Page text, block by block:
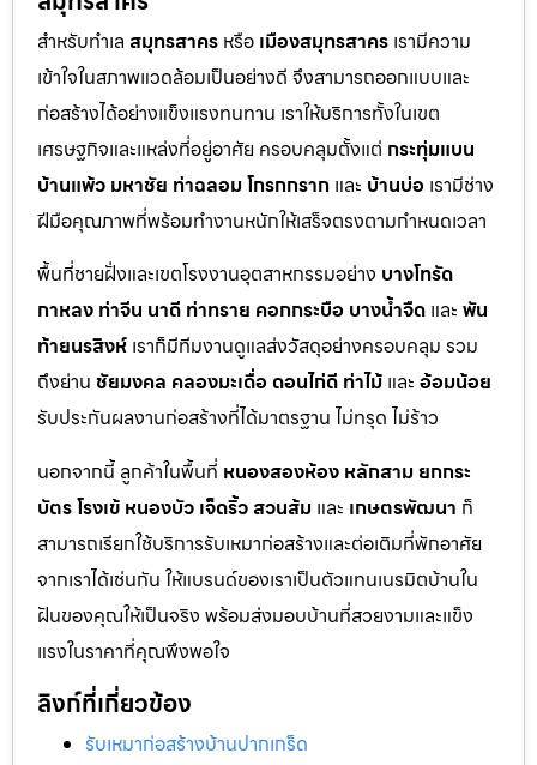
สำหรับทำเล สมุทรสาคร หรือ เมืองสมุทรสาคร เรามีความ
เข้าใจในสภาพแวดล้อมเป็นอย่างดี จึงสามารถออกแบบและ
ก่อสร้างได้อย่างแข็งแรงทนทาน เราให้บริการทั้งในเขต
เศรษฐกิจและแหล่งที่อยู่อาศัย ครอบคลุมตั้งแต่ กระทุ่มแบน
บ้านแพ้ว มหาชัย ท่าฉลอมโกรกกราก และ บ้านบ่อ เรามีช่าง
ฝีมือคุณภาพที่พร้อมทำงานหนักให้เสร็จตรงตามกำหนดเวลา
พื้นที่ชายฝั่งและเขตโรงงานอุตสาหกรรมอย่าง บางโทรัด
กาหลง ท่าจีน นาดี ท่าทราย คอกกระบือ บางน้ำจืด และ พัน
ท้ายนรสิงห์ เราก็มีทีมงานดูแลส่งวัสดุอย่างครอบคลุม รวม
ถึงย่าน ชัยมงคล คลองมะเดื่อ ดอนไก่ดี ท่าไม้ และ อ้อมน้อย
รับประกันผลงานก่อสร้างที่ได้มาตรฐาน ไม่ทรุด ไม่ร้าว
นอกจากนี้ ลูกค้าในพื้นที่ หนองสองห้อง หลักสามยกกระ
บัตรโรงเข้ หนองบัว เจ็ดริ้วสวนส้ม และ เกษตรพัฒนา ก็
สามารถเรียกใช้บริการรับเหมาก่อสร้างและต่อเติมที่พักอาศัย
จากเราได้เช่นกัน ให้แบรนด์ของเราเป็นตัวแทนเนรมิตบ้านใน
ฝันของคุณให้เป็นจริง พร้อมส่งมอบบ้านที่สวยงามและแข็ง
แรงในราคาที่คุณพึงพอใจ
ลิงก์ที่เกี่ยวข้อง
รับเหมาก่อสร้างบ้านปากเกร็ด